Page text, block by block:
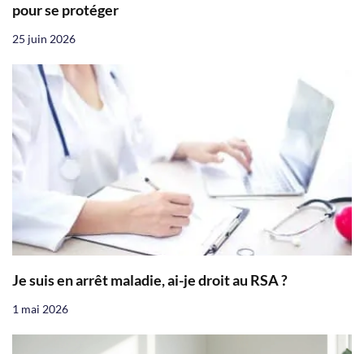
pour se protéger
25 juin 2026
Je suis en arrêt maladie, ai-je droit au RSA ?
1 mai 2026